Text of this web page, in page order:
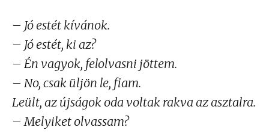
– Jó estét kívánok.
– Jó estét, ki az?
– Én vagyok, felolvasni jöttem.
– No, csak üljön le, fiam.
Leült, az újságok oda voltak rakva az asztalra.
– Melyiket olvassam?